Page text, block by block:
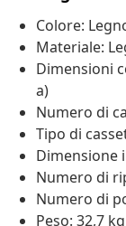
Colore:
Materiale:
Dimensioni
a)
Numero di
Tipo di
Dimensione
Numero di
Numero di
Peso: 32,7 kg